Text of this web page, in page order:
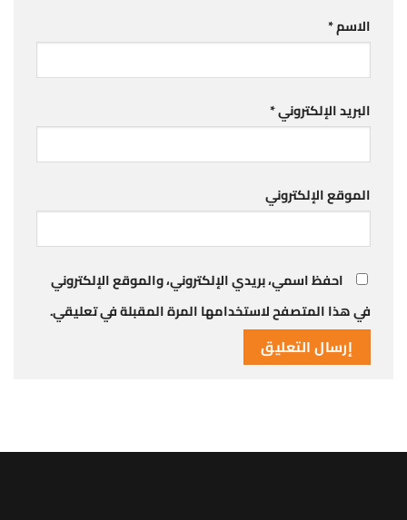
الاسم*
البريد الإلكتروني*
الموقع الإلكتروني
احفظ اسمي، بريدي الإلكتروني، والموقع الإلكتروني
في هذا المتصفح لاستخدامها المرة المقبلة في تعليقي.